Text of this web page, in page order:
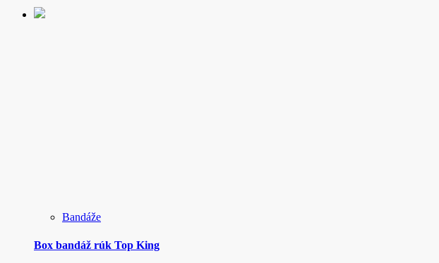
Bandáže
Box bandáž rúk Top King